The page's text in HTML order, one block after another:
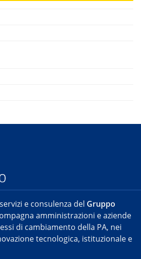
e consulenza del Gruppo
amministrazioni e aziende
di cambiamento della PA, nei
tecnologica, istituzionale e